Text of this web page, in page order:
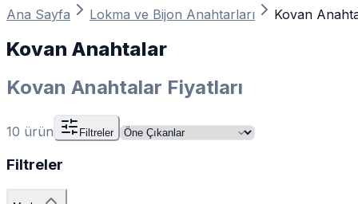
Ana Sayfa Lokma ve Bijon Anahtarları Kovan
Kovan Anahtalar
Kovan Anahtalar Fiyatları
10 ürün Filtreler
Filtreler